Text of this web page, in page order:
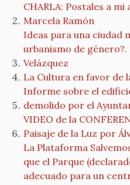
CHARLA: Postales a
Marcela Ramón
Ideas para una ciudad
urbanismo de
Velázquez
La Cultura en favor de
Informe sobre el
demolido por el
VIDEO de la
Paisaje de la Luz por
La Plataforma
que el Parque
adecuado para un